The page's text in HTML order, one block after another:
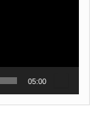
05:00